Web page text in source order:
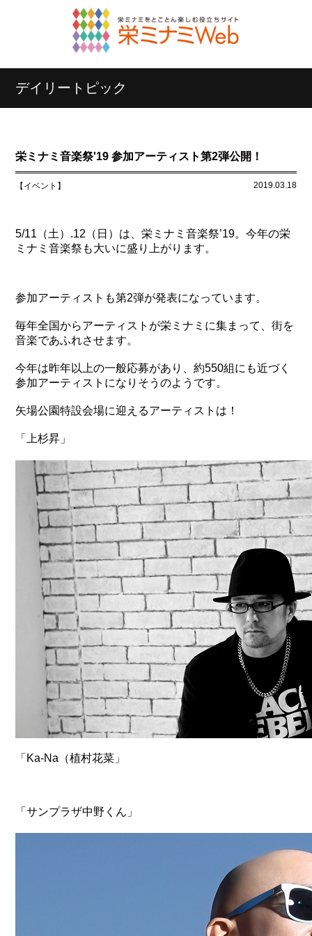
デイリートピック
栄ミナミ音楽祭'19 参加アーティスト第2弾公開！
【イベント】 2019.03.18
5/11（土）.12（日）は、栄ミナミ音楽祭’19。今年の栄
ミナミ音楽祭も大いに盛り上がります。
参加アーティストも第2弾が発表になっています。
毎年全国からアーティストが栄ミナミに集まって、街を
音楽であふれさせます。
今年は昨年以上の一般応募があり、約550組にも近づく
参加アーティストになりそうのようです。
矢場公園特設会場に迎えるアーティストは！
「上杉昇」
「Ka-Na（植村花菜」
「サンプラザ中野くん」